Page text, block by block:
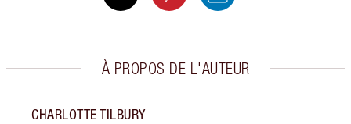
À PROPOS DE L'AUTEUR
CHARLOTTE TILBURY